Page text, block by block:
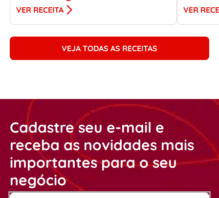
VER RECEITA VER
VEJA TODAS AS RECEITAS
Cadastre seu e-mail e
receba as novidades mais
importantes para o seu
negócio